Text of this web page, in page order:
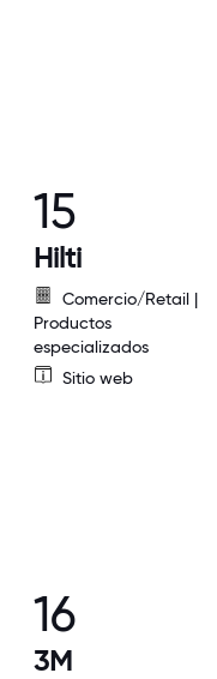
15
Hilti
Comercio/Retail |
Productos
especializados
Sitio web
16
3M